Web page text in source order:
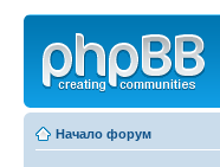
Начало форум